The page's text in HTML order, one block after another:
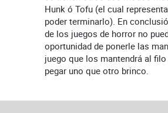
Hunk ó Tofu (el cual
poder terminarlo). En
de los juegos de horror no
oportunidad de ponerle las
juego que los mantendrá al
pegar uno que otro brinco.